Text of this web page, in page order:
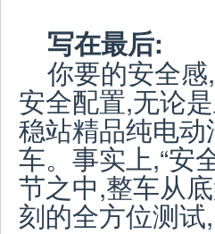
写在最后:
你要的安全
安全配置,无论
稳站精品纯电
车。事实上,“安
节之中,整车从
刻的全方位测